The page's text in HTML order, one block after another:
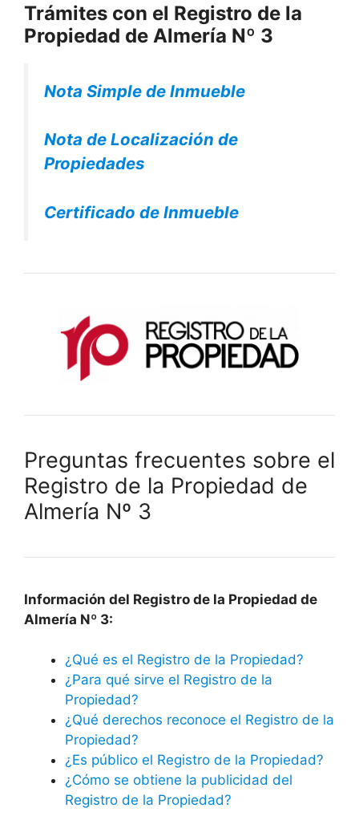
Trámites con el Registro de la
Propiedad de Almería Nº 3
Nota Simple de Inmueble
Nota de Localización de
Propiedades
Certificado de Inmueble
Preguntas frecuentes sobre el
Registro de la Propiedad de
Almería Nº 3
Información del Registro de la Propiedad de
Almería Nº 3:
¿Qué es el Registro de la Propiedad?
¿Para qué sirve el Registro de la
Propiedad?
¿Qué derechos reconoce el Registro de la
Propiedad?
¿Es público el Registro de la Propiedad?
¿Cómo se obtiene la publicidad del
Registro de la Propiedad?